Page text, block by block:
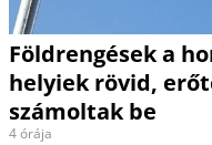
Földrengések a
helyiek rövid,
számoltak be
4 órája